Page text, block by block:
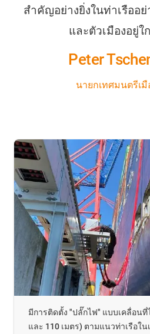
สำคัญอย่างยิ่งในท่าเรืออ
และตัวเมืองอยู่
Peter
นายกเทศมนตรีเ
มีการติดตั้ง "ปลั๊กไฟ" แบบเคลื่อนที่
และ 110 เมตร) ตามแนวท่าเรือใน